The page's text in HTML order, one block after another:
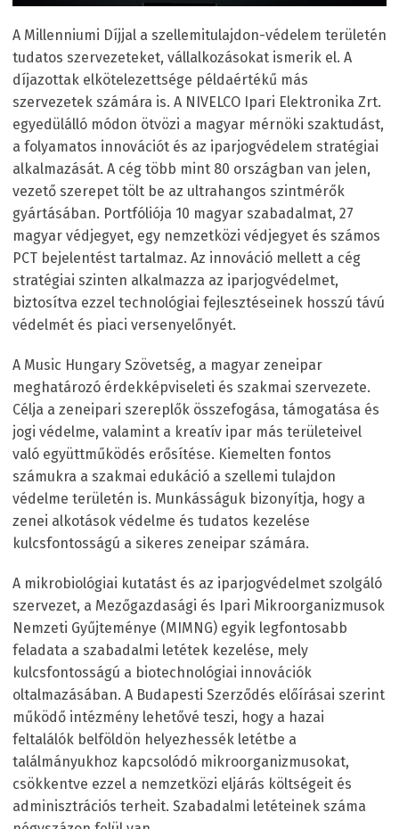
A Millenniumi Díjjal a szellemitulajdon-védelem területén
tudatos szervezeteket, vállalkozásokat ismerik el. A
díjazottak elkötelezettsége példaértékű más
szervezetek számára is. A NIVELCO Ipari Elektronika Zrt.
egyedülálló módon ötvözi a magyar mérnöki szaktudást,
a folyamatos innovációt és az iparjogvédelem stratégiai
alkalmazását. A cég több mint 80 országban van jelen,
vezető szerepet tölt be az ultrahangos szintmérők
gyártásában. Portfóliója 10 magyar szabadalmat, 27
magyar védjegyet, egy nemzetközi védjegyet és számos
PCT bejelentést tartalmaz. Az innováció mellett a cég
stratégiai szinten alkalmazza az iparjogvédelmet,
biztosítva ezzel technológiai fejlesztéseinek hosszú távú
védelmét és piaci versenyelőnyét.
A Music Hungary Szövetség, a magyar zeneipar
meghatározó érdekképviseleti és szakmai szervezete.
Célja a zeneipari szereplők összefogása, támogatása és
jogi védelme, valamint a kreatív ipar más területeivel
való együttműködés erősítése. Kiemelten fontos
számukra a szakmai edukáció a szellemi tulajdon
védelme területén is. Munkásságuk bizonyítja, hogy a
zenei alkotások védelme és tudatos kezelése
kulcsfontosságú a sikeres zeneipar számára.
A mikrobiológiai kutatást és az iparjogvédelmet szolgáló
szervezet, a Mezőgazdasági és Ipari Mikroorganizmusok
Nemzeti Gyűjteménye (MIMNG) egyik legfontosabb
feladata a szabadalmi letétek kezelése, mely
kulcsfontosságú a biotechnológiai innovációk
oltalmazásában. A Budapesti Szerződés előírásai szerint
működő intézmény lehetővé teszi, hogy a hazai
feltalálók belföldön helyezhessék letétbe a
találmányukhoz kapcsolódó mikroorganizmusokat,
csökkentve ezzel a nemzetközi eljárás költségeit és
adminisztrációs terheit. Szabadalmi letéteinek száma